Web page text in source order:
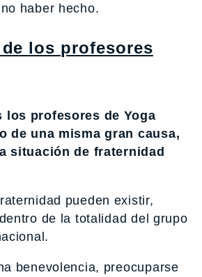
haber hecho.
los profesores
los profesores de Yoga
de una misma gran causa,
situación de fraternidad
pueden existir,
de la totalidad del grupo
benevolencia, preocuparse